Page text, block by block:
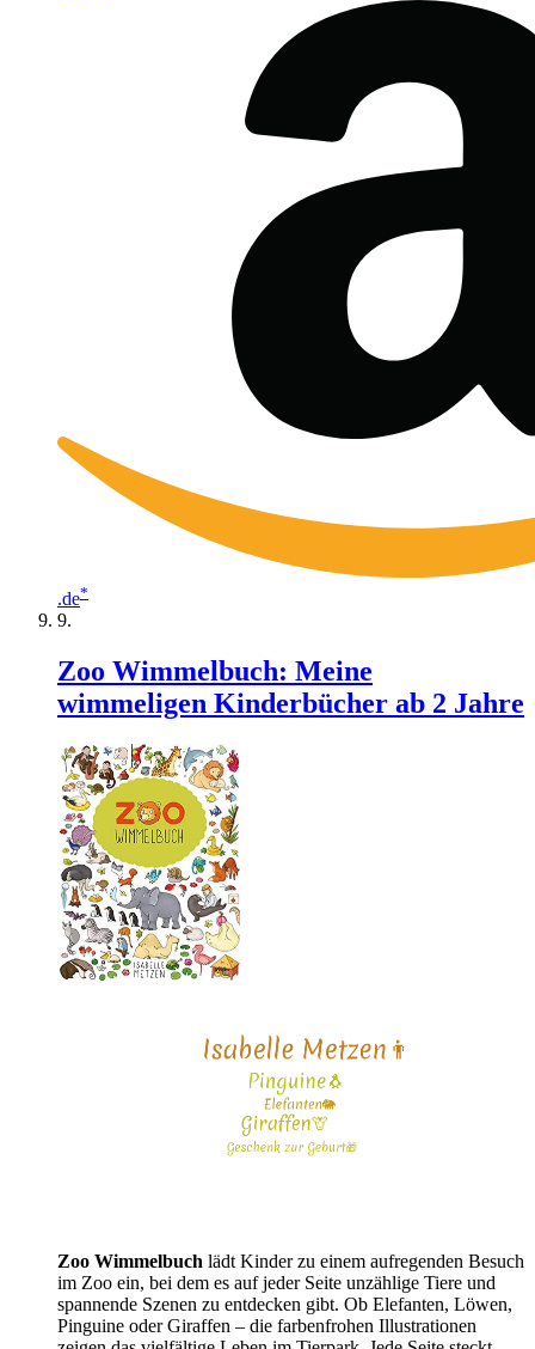
.de*
Zoo Wimmelbuch: Meine
wimmeligen Kinderbücher ab 2 Jahre
Zoo Wimmelbuch lädt Kinder zu einem aufregenden Besuch
im Zoo ein, bei dem es auf jeder Seite unzählige Tiere und
spannende Szenen zu entdecken gibt. Ob Elefanten, Löwen,
Pinguine oder Giraffen – die farbenfrohen Illustrationen